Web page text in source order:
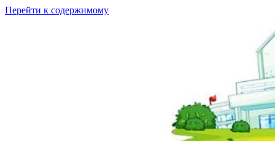
Перейти к содержимому